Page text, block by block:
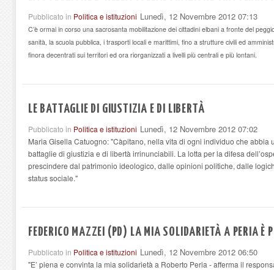
Pubblicato in Politica e istituzioni Lunedì, 12 Novembre 2012 07:13
C’è ormai in corso una sacrosanta mobilitazione dei cittadini elbani a fronte del
sanità, la scuola pubblica, i trasporti locali e marittimi, fino a strutture civili ed
finora decentrati sui territori ed ora riorganizzati a livelli più centrali e più lontani.
LE BATTAGLIE DI GIUSTIZIA E DI LIBERTÀ
Pubblicato in Politica e istituzioni Lunedì, 12 Novembre 2012 07:02
Maria Gisella Catuogno: "Càpitano, nella vita di ogni individuo che abbia
battaglie di giustizia e di libertà irrinunciabili. La lotta per la difesa
prescindere dal patrimonio ideologico, dalle opinioni politiche, dalle
status sociale."
FEDERICO MAZZEI (PD) LA MIA SOLIDARIETÀ A PERIA È
Pubblicato in Politica e istituzioni Lunedì, 12 Novembre 2012 06:50
"E’ piena e convinta la mia solidarietà a Roberto Peria - afferma il